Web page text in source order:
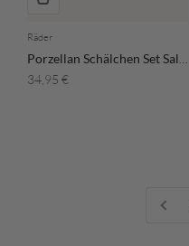
Räder
Angebot
34,95 €